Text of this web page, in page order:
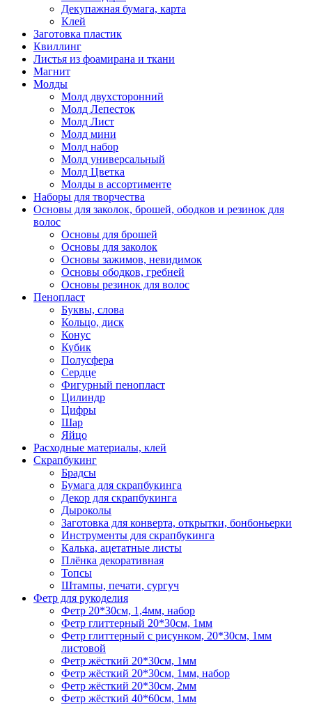
Декупажная бумага, карта
Клей
Заготовка пластик
Квиллинг
Листья из фоамирана и ткани
Магнит
Молды
Молд двухсторонний
Молд Лепесток
Молд Лист
Молд мини
Молд набор
Молд универсальный
Молд Цветка
Молды в ассортименте
Наборы для творчества
Основы для заколок, брошей, ободков и резинок для
волос
Основы для брошей
Основы для заколок
Основы зажимов, невидимок
Основы ободков, гребней
Основы резинок для волос
Пенопласт
Буквы, слова
Кольцо, диск
Конус
Кубик
Полусфера
Сердце
Фигурный пенопласт
Цилиндр
Цифры
Шар
Яйцо
Расходные материалы, клей
Скрапбукинг
Брадсы
Бумага для скрапбукинга
Декор для скрапбукинга
Дыроколы
Заготовка для конверта, открытки, бонбоньерки
Инструменты для скрапбукинга
Калька, ацетатные листы
Плёнка декоративная
Топсы
Штампы, печати, сургуч
Фетр для рукоделия
Фетр 20*30см, 1,4мм, набор
Фетр глиттерный 20*30см, 1мм
Фетр глиттерный с рисунком, 20*30см, 1мм
листовой
Фетр жёсткий 20*30см, 1мм
Фетр жёсткий 20*30см, 1мм, набор
Фетр жёсткий 20*30см, 2мм
Фетр жёсткий 40*60см, 1мм